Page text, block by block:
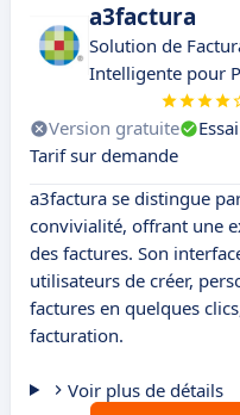
a3factura
Solution de
Intelligente pour
Version gratuite
Tarif sur demande
a3factura se distingue
convivialité, offrant une
des factures. Son
utilisateurs de créer,
factures en quelques
facturation.
Voir plus de détails